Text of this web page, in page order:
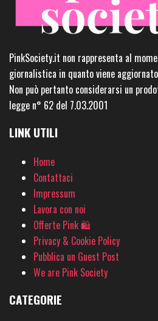
PinkSociety.it non rappresenta al
giornalistica in quanto viene
Non può pertanto considerarsi un
legge n° 62 del 7.03.2001
LINK UTILI
Home
Contattaci
Impressum
Lavora con noi
Offerte Pink 🛍
Privacy & Cookie Policy
Pubblica un Guest Post
We are Pink Society
CATEGORIE